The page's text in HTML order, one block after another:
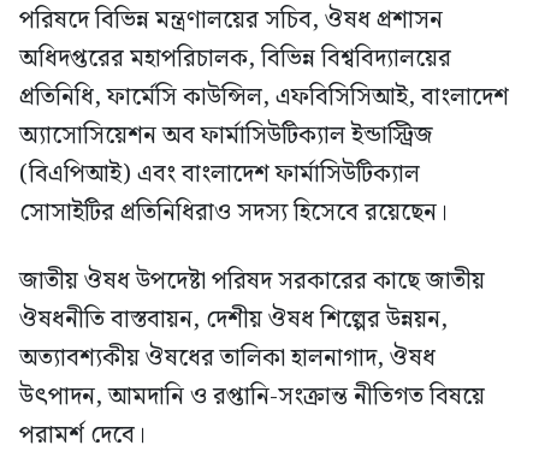
পরিষদে বিভিন্ন মন্ত্রণালয়ের সচিব, ঔষধ প্রশাসন
অধিদপ্তরের মহাপরিচালক, বিভিন্ন বিশ্ববিদ্যালয়ের
প্রতিনিধি, ফার্মেসি কাউন্সিল, এফবিসিসিআই, বাংলাদেশ
অ্যাসোসিয়েশন অব ফার্মাসিউটিক্যাল ইন্ডাস্ট্রিজ
(বিএপিআই) এবং বাংলাদেশ ফার্মাসিউটিক্যাল
সোসাইটির প্রতিনিধিরাও সদস্য হিসেবে রয়েছেন।
জাতীয় ঔষধ উপদেষ্টা পরিষদ সরকারের কাছে জাতীয়
ঔষধনীতি বাস্তবায়ন, দেশীয় ঔষধ শিল্পের উন্নয়ন,
অত্যাবশ্যকীয় ঔষধের তালিকা হালনাগাদ, ঔষধ
উৎপাদন, আমদানি ও রপ্তানি-সংক্রান্ত নীতিগত বিষয়ে
পরামর্শ দেবে।